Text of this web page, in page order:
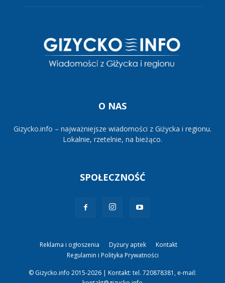
O NAS
Gizycko.info – najważniejsze wiadomości z Giżycka i regionu.
Lokalnie, rzetelnie, na bieżąco.
SPOŁECZNOŚĆ
Reklama i ogłoszenia Dyżury aptek
Kontakt
Regulamin i Polityka Prywatności
© Gizycko.info 2015-2026 | Kontakt: tel. 720878381, e-mail: